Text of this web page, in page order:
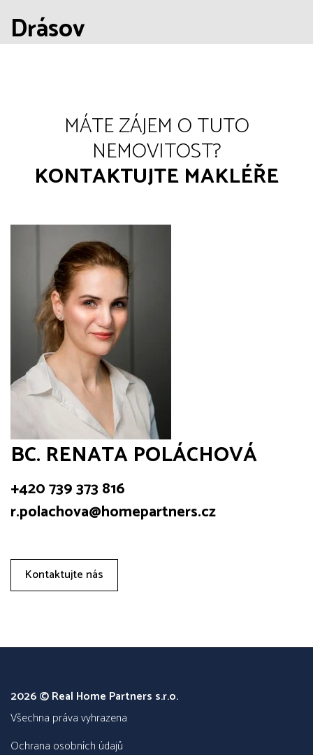
Drásov
MÁTE ZÁJEM O TUTO
NEMOVITOST?
KONTAKTUJTE MAKLÉŘE
BC. RENATA POLÁCHOVÁ
+420 739 373 816
r.polachova@homepartners.cz
Kontaktujte nás
2026 © Real Home Partners s.r.o.
všechna práva vyhrazena
Ochrana osobních údajů